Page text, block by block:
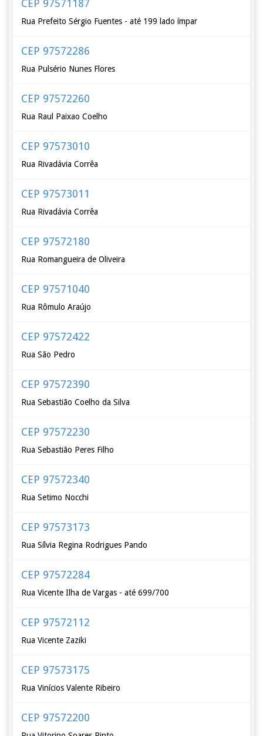
CEP 97571187
Rua Prefeito Sérgio Fuentes - até 199 lado ímpar
CEP 97572286
Rua Pulsério Nunes Flores
CEP 97572260
Rua Raul Paixao Coelho
CEP 97573010
Rua Rivadávia Corrêa
CEP 97573011
Rua Rivadávia Corrêa
CEP 97572180
Rua Romangueira de Oliveira
CEP 97571040
Rua Rômulo Araújo
CEP 97572422
Rua São Pedro
CEP 97572390
Rua Sebastião Coelho da Silva
CEP 97572230
Rua Sebastião Peres Filho
CEP 97572340
Rua Setimo Nocchi
CEP 97573173
Rua Sílvia Regina Rodrigues Pando
CEP 97572284
Rua Vicente Ilha de Vargas - até 699/700
CEP 97572112
Rua Vicente Zaziki
CEP 97573175
Rua Vinícios Valente Ribeiro
CEP 97572200